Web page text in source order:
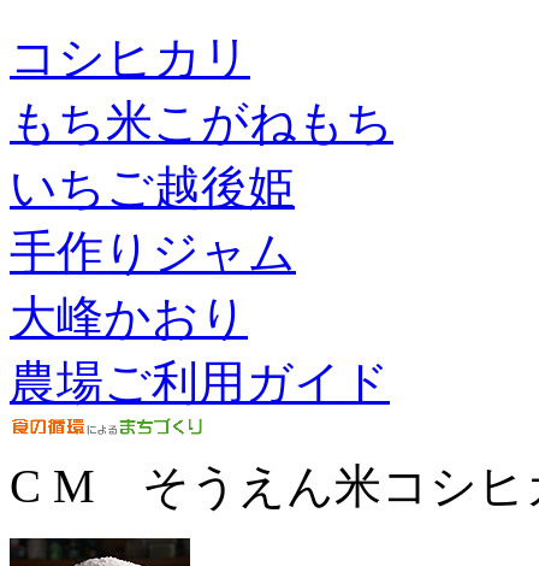
コシヒカリ
もち米こがねもち
いちご越後姫
手作りジャム
大峰かおり
農場ご利用ガイド
C M そうえん米コシヒ